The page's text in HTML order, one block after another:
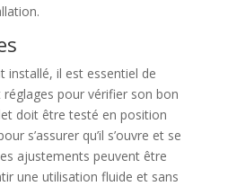
installé, il est essentiel de
pour vérifier son bon
doit être testé en position
s’assurer qu’il s’ouvre et se
ajustements peuvent être
une utilisation fluide et sans